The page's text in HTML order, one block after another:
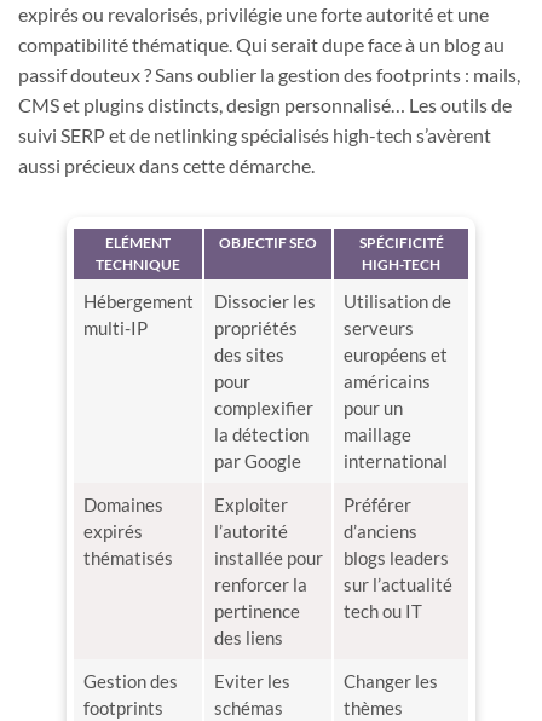
expirés ou revalorisés, privilégie une forte autorité et une
compatibilité thématique. Qui serait dupe face à un blog au
passif douteux ? Sans oublier la gestion des footprints : mails,
CMS et plugins distincts, design personnalisé… Les outils de
suivi SERP et de netlinking spécialisés high-tech s’avèrent
aussi précieux dans cette démarche.
ELÉMENT
TECHNIQUE
OBJECTIF SEO
SPÉCIFICITÉ
HIGH-TECH
Hébergement
multi-IP
Dissocier les
propriétés
des sites
pour
complexifier
la détection
par Google
Utilisation de
serveurs
européens et
américains
pour un
maillage
international
Domaines
expirés
thématisés
Exploiter
l’autorité
installée pour
renforcer la
pertinence
des liens
Préférer
d’anciens
blogs leaders
sur l’actualité
tech ou IT
Gestion des
footprints
Eviter les
schémas
Changer les
thèmes